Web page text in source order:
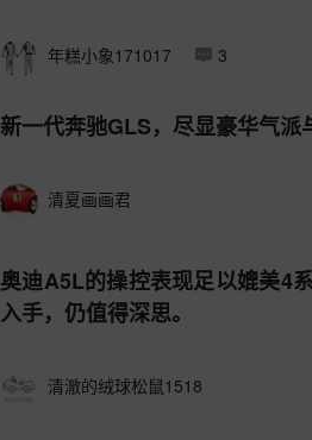
年糕小象171017 3
新一代奔驰GLS，尽显豪华气
清夏画画君
奥迪A5L的操控表现足以媲美4
入手，仍值得深思。
清澈的绒球松鼠1518